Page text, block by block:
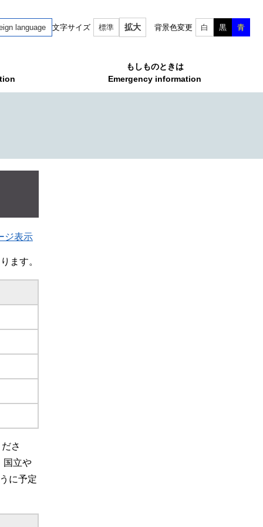
language 文字サイズ 標準 拡大 背景色変更 白 黒 青
もしものときは
Emergency information
ジ表示
ます。
さ
国立や
に予定